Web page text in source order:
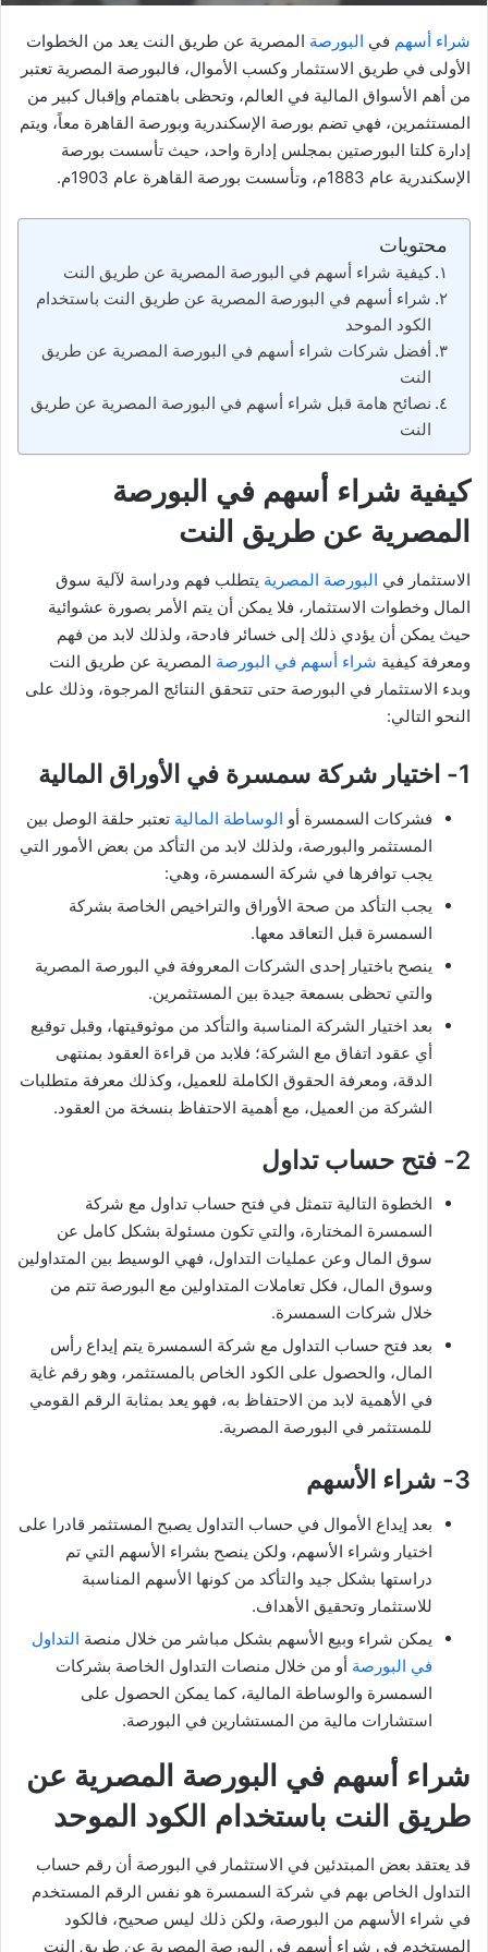
شراء أسهم في البورصة المصرية عن طريق النت يعد من الخطوات
الأولى في طريق الاستثمار وكسب الأموال، فالبورصة المصرية تعتبر
من أهم الأسواق المالية في العالم، وتحظى باهتمام وإقبال كبير من
المستثمرين، فهي تضم بورصة الإسكندرية وبورصة القاهرة معاً، ويتم
إدارة كلتا البورصتين بمجلس إدارة واحد، حيث تأسست بورصة
الإسكندرية عام 1883م، وتأسست بورصة القاهرة عام 1903م.
محتويات
كيفية شراء أسهم في البورصة المصرية عن طريق النت
شراء أسهم في البورصة المصرية عن طريق النت باستخدام
الكود الموحد
أفضل شركات شراء أسهم في البورصة المصرية عن طريق
النت
نصائح هامة قبل شراء أسهم في البورصة المصرية عن طريق
النت
كيفية شراء أسهم في البورصة
المصرية عن طريق النت
الاستثمار في البورصة المصرية يتطلب فهم ودراسة لآلية سوق
المال وخطوات الاستثمار، فلا يمكن أن يتم الأمر بصورة عشوائية
حيث يمكن أن يؤدي ذلك إلى خسائر فادحة، ولذلك لابد من فهم
ومعرفة كيفية شراء أسهم في البورصة المصرية عن طريق النت
وبدء الاستثمار في البورصة حتى تتحقق النتائج المرجوة، وذلك على
النحو التالي:
1- اختيار شركة سمسرة في الأوراق المالية
فشركات السمسرة أو الوساطة المالية تعتبر حلقة الوصل بين
المستثمر والبورصة، ولذلك لابد من التأكد من بعض الأمور التي
يجب توافرها في شركة السمسرة، وهي:
يجب التأكد من صحة الأوراق والتراخيص الخاصة بشركة
السمسرة قبل التعاقد معها.
ينصح باختيار إحدى الشركات المعروفة في البورصة المصرية
والتي تحظى بسمعة جيدة بين المستثمرين.
بعد اختيار الشركة المناسبة والتأكد من موثوقيتها، وقبل توقيع
أي عقود اتفاق مع الشركة؛ فلابد من قراءة العقود بمنتهى
الدقة، ومعرفة الحقوق الكاملة للعميل، وكذلك معرفة متطلبات
الشركة من العميل، مع أهمية الاحتفاظ بنسخة من العقود.
2- فتح حساب تداول
الخطوة التالية تتمثل في فتح حساب تداول مع شركة
السمسرة المختارة، والتي تكون مسئولة بشكل كامل عن
سوق المال وعن عمليات التداول، فهي الوسيط بين المتداولين
وسوق المال، فكل تعاملات المتداولين مع البورصة تتم من
خلال شركات السمسرة.
بعد فتح حساب التداول مع شركة السمسرة يتم إيداع رأس
المال، والحصول على الكود الخاص بالمستثمر، وهو رقم غاية
في الأهمية لابد من الاحتفاظ به، فهو يعد بمثابة الرقم القومي
للمستثمر في البورصة المصرية.
3- شراء الأسهم
بعد إيداع الأموال في حساب التداول يصبح المستثمر قادرا على
اختيار وشراء الأسهم، ولكن ينصح بشراء الأسهم التي تم
دراستها بشكل جيد والتأكد من كونها الأسهم المناسبة
للاستثمار وتحقيق الأهداف.
يمكن شراء وبيع الأسهم بشكل مباشر من خلال منصة التداول
في البورصة أو من خلال منصات التداول الخاصة بشركات
السمسرة والوساطة المالية، كما يمكن الحصول على
استشارات مالية من المستشارين في البورصة.
شراء أسهم في البورصة المصرية عن
طريق النت باستخدام الكود الموحد
قد يعتقد بعض المبتدئين في الاستثمار في البورصة أن رقم حساب
التداول الخاص بهم في شركة السمسرة هو نفس الرقم المستخدم
في شراء الأسهم من البورصة، ولكن ذلك ليس صحيح، فالكود
المستخدم في شراء أسهم في البورصة المصرية عن طريق النت